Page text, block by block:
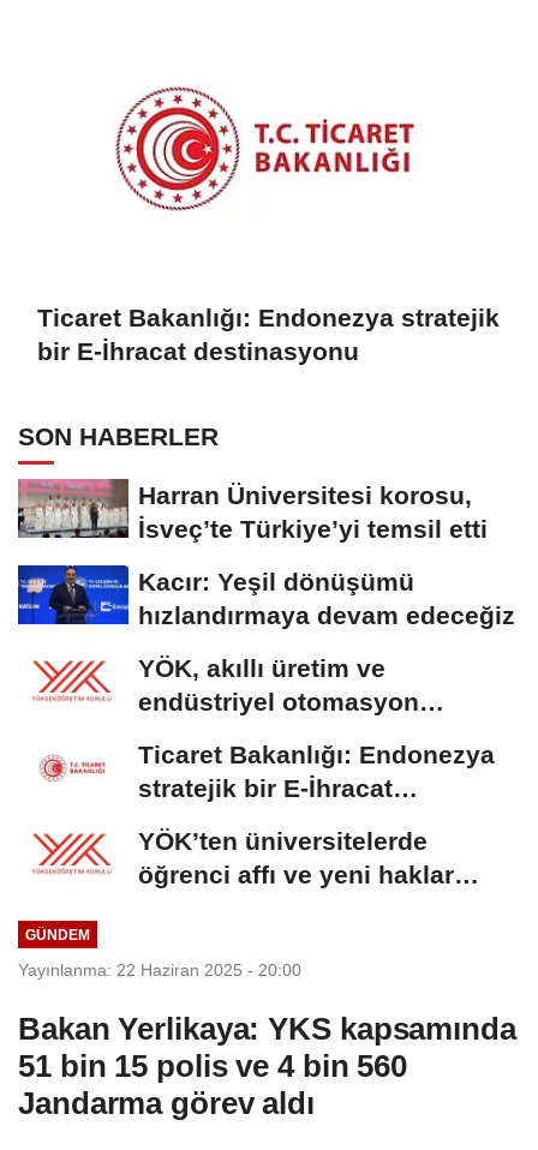
Ticaret Bakanlığı: Endonezya stratejik
bir E-İhracat destinasyonu
SON HABERLER
Harran Üniversitesi korosu,
İsveç’te Türkiye’yi temsil etti
Kacır: Yeşil dönüşümü
hızlandırmaya devam edeceğiz
YÖK, akıllı üretim ve
endüstriyel otomasyon
Ticaret Bakanlığı: Endonezya
stratejik bir E-İhracat
YÖK’ten üniversitelerde
öğrenci affı ve yeni haklar
GÜNDEM
Yayınlanma: 22 Haziran 2025 - 20:00
Bakan Yerlikaya: YKS kapsamında
51 bin 15 polis ve 4 bin 560
Jandarma görev aldı